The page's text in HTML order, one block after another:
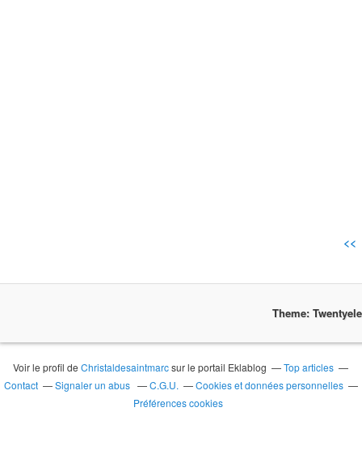
<<
Theme:
Voir le profil deChristaldesaintmarcsur le portail Eklablog
Top articles
Contact
Signaler un abus C.G.U.
Cookies et données personnelles
Préférences cookies